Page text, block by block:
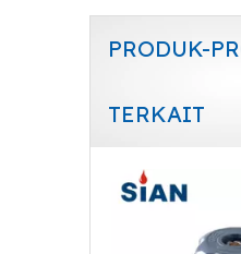
PRODUK-
TERKAIT